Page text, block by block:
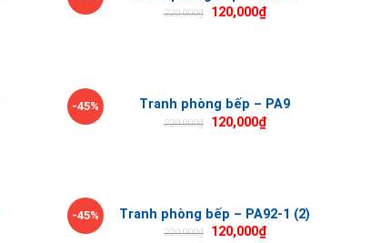
220,000₫ 120,000₫
-45% Tranh phòng bếp – PA9
220,000₫ 120,000₫
-45% Tranh phòng bếp – PA92-1 (2)
220,000₫ 120,000₫